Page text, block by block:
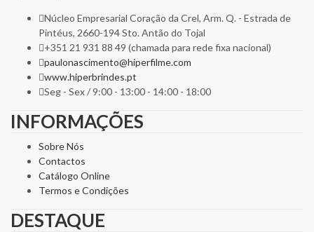
Núcleo Empresarial Coração da Crel, Arm. Q. - Estrada de
Pintéus, 2660-194 Sto. Antão do Tojal
+351 21 931 88 49 (chamada para rede fixa nacional)
paulonascimento@hiperfilme.com
www.hiperbrindes.pt
Seg - Sex / 9:00 - 13:00 - 14:00 - 18:00
INFORMAÇÕES
Sobre Nós
Contactos
Catálogo Online
Termos e Condições
DESTAQUE